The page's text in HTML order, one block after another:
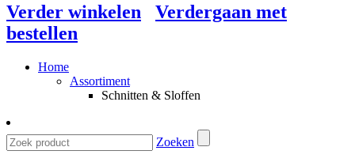
Verder winkelen
Verdergaan met
bestellen
Home
Assortiment
Schnitten & Sloffen
Zoeken